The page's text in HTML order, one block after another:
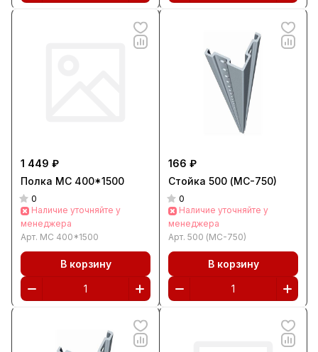
1 449 ₽
Полка МС 400*1500
0
Наличие уточняйте у
менеджера
Арт. МС 400*1500
В корзину
166 ₽
Стойка 500 (МС-750)
0
Наличие уточняйте у
менеджера
Арт. 500 (МС-750)
В корзину